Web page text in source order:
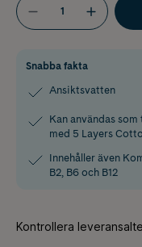
Snabba fakta
Ansiktsvatten
Kan användas
med 5 Layers
Innehåller även
B2, B6 och B12